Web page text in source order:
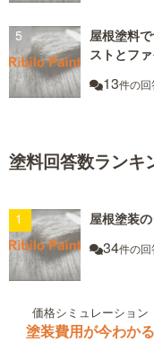
屋根塗料
ストとフ
13件の回
塗料回答数ランキ
屋根塗装
34件の回
屋根瓦が
屋根屋・リ
価格シミュレーション
塗装費用が今わかる